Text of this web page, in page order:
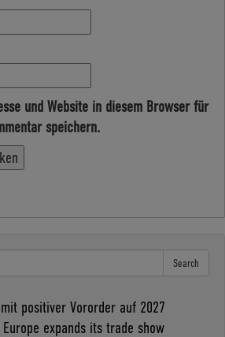
und Website in diesem Browser für
speichern.
Search
positiver Vororder auf 2027
expands its trade show